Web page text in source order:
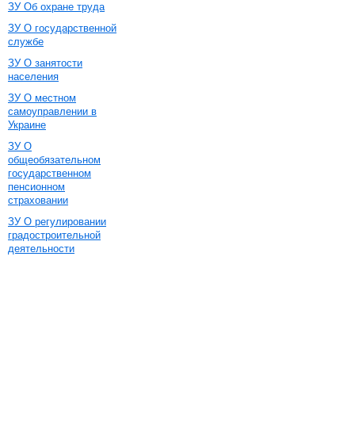
ЗУ Об охране труда
ЗУ О государственной
службе
ЗУ О занятости
населения
ЗУ О местном
самоуправлении в
Украине
ЗУ О
общеобязательном
государственном
пенсионном
страховании
ЗУ О регулировании
градостроительной
деятельности